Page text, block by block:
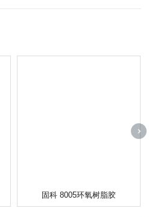
固科 8005环氧树脂胶